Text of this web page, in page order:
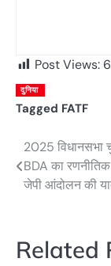
Post Views:
दुनिया
Tagged FATF
Post
navigation
2025 विधानसभा
BDA का
जेपी आंदोलन की
Related